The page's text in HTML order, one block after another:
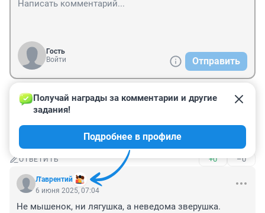
Гость
Войти
Отправить
Гость
6 июня 2025, 18:11
да не разродиться ей судя по животу а
жаль.......................
ОТВЕТИТЬ +0 –0
Л'аврентий
Получай награды за комментарии и другие
задания!
Подробнее в профиле
6 июня 2025, 07:04
Не мышенок, ни лягушка, а неведома зверушка.